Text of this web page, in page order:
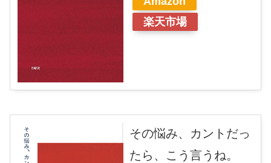
楽天市場
その悩み、カントだっ
たら、こう言うね。